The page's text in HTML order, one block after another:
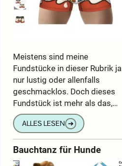
Meistens sind meine
Fundstücke in dieser Rubrik ja
nur lustig oder allenfalls
geschmacklos. Doch dieses
Fundstück ist mehr als das,…
ALLES LESEN ➔
Bauchtanz für Hunde